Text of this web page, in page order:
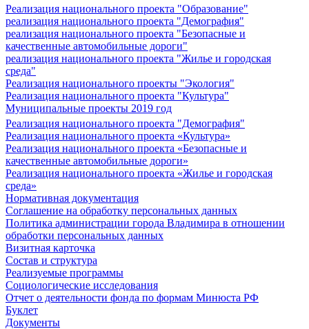
Реализация национального проекта "Образование"
реализация национального проекта "Демография"
реализация национального проекта "Безопасные и
качественные автомобильные дороги"
реализация национального проекта "Жилье и городская
среда"
Реализация национального проекты "Экология"
Реализация национального проекта "Культура"
Муниципальные проекты 2019 год
Реализация национального проекта "Демография"
Реализация национального проекта «Культура»
Реализация национального проекта «Безопасные и
качественные автомобильные дороги»
Реализация национального проекта «Жилье и городская
среда»
Нормативная документация
Соглашение на обработку персональных данных
Политика администрации города Владимира в отношении
обработки персональных данных
Визитная карточка
Состав и структура
Реализуемые программы
Социологические исследования
Отчет о деятельности фонда по формам Минюста РФ
Буклет
Документы